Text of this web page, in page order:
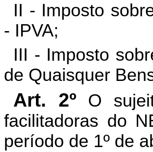
II - Imposto
- IPVA;
III - Imposto
de Quaisquer
Art. 2ºO
facilitadoras do
período de 1º de